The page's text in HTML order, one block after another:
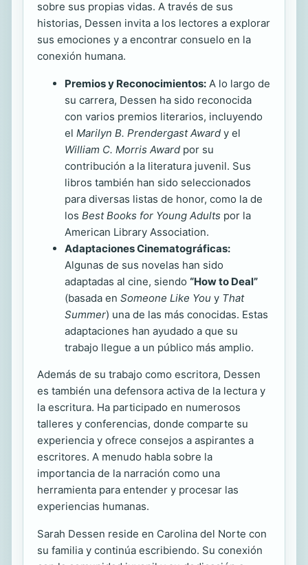
sobre sus propias vidas. A través de sus
historias, Dessen invita a los lectores a explorar
sus emociones y a encontrar consuelo en la
conexión humana.
Premios y Reconocimientos: A lo largo de
su carrera, Dessen ha sido reconocida
con varios premios literarios, incluyendo
el Marilyn B. Prendergast Award y el
William C. Morris Award por su
contribución a la literatura juvenil. Sus
libros también han sido seleccionados
para diversas listas de honor, como la de
los Best Books for Young Adults por la
American Library Association.
Adaptaciones Cinematográficas:
Algunas de sus novelas han sido
adaptadas al cine, siendo “How to Deal”
(basada en Someone Like You y That
Summer) una de las más conocidas. Estas
adaptaciones han ayudado a que su
trabajo llegue a un público más amplio.
Además de su trabajo como escritora, Dessen
es también una defensora activa de la lectura y
la escritura. Ha participado en numerosos
talleres y conferencias, donde comparte su
experiencia y ofrece consejos a aspirantes a
escritores. A menudo habla sobre la
importancia de la narración como una
herramienta para entender y procesar las
experiencias humanas.
Sarah Dessen reside en Carolina del Norte con
su familia y continúa escribiendo. Su conexión